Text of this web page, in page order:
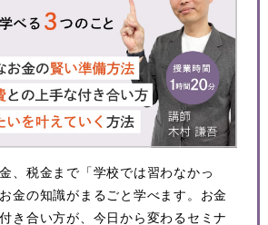
、税金まで「学校では習わなかっ
金の知識がまるごと学べます。お金
き合い方が、今日から変わるセミナ